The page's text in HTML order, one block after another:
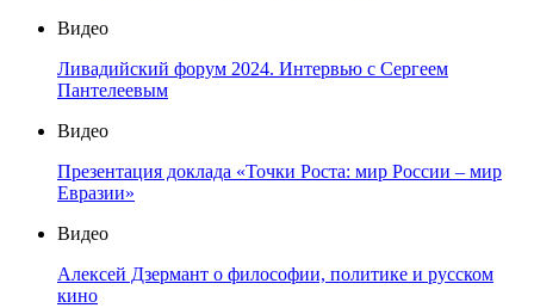
Видео
Ливадийский форум 2024. Интервью с Сергеем
Пантелеевым
Видео
Презентация доклада «Точки Роста: мир России – мир
Евразии»
Видео
Алексей Дзермант о философии, политике и русском
кино